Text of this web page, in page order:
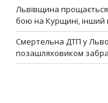
Львівщина
бою на Курщині, інший
Смертельна ДТП у
позашляховиком